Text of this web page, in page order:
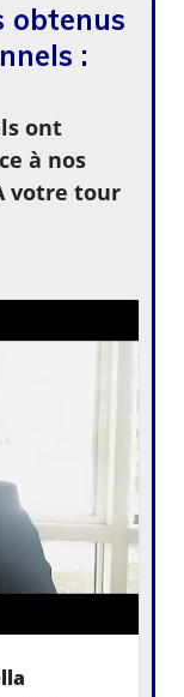
obtenus
:
ont
à nos
votre tour